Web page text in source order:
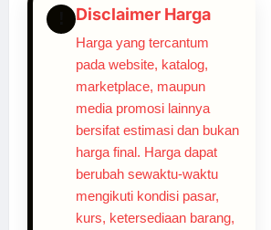
Disclaimer Harga
Harga yang tercantum
pada website, katalog,
marketplace, maupun
media promosi lainnya
bersifat estimasi dan bukan
harga final. Harga dapat
berubah sewaktu-waktu
mengikuti kondisi pasar,
kurs, ketersediaan barang,